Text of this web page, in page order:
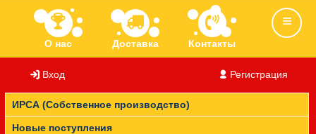
О нас Доставка Контакты
Ассортимент Бренды Вакансии
Вход Регистрация
ИРСА (Собственное производство)
Новые поступления